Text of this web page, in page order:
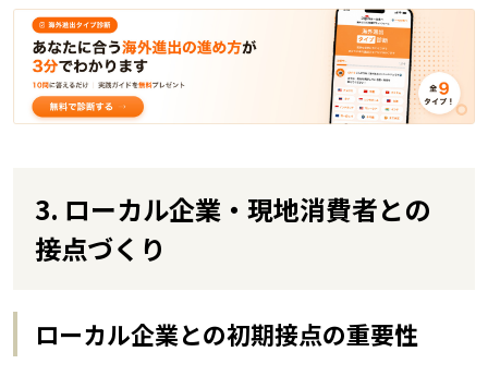
3. ローカル企業・現地消費者との
接点づくり
ローカル企業との初期接点の重要性